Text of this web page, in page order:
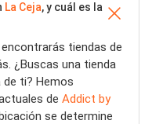
La Ceja, y cuál es la
tiendas de
¿Buscas una tienda
de ti? Hemos
de Addict by
se determine